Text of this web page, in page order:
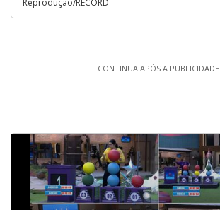
Reprodução/RECORD
CONTINUA APÓS A PUBLICIDADE